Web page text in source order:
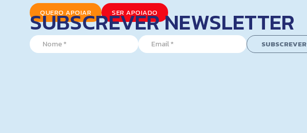
QUERO APOIAR SER APOIADO
SUBSCREVER NEWSLETTER
N
a
m
N
a
E
m SUBSCREVER